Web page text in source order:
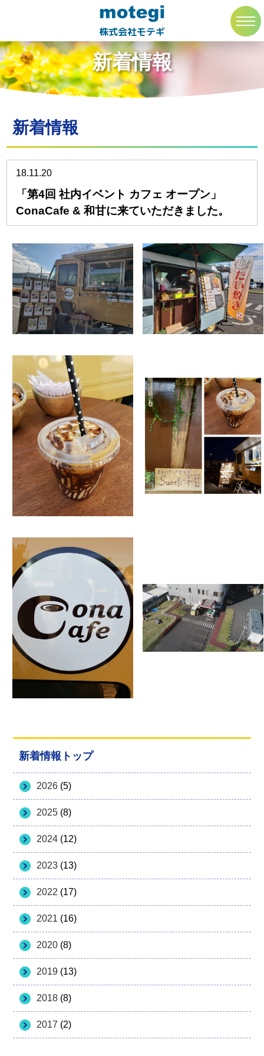
株式会社モテギ
トップページ 新着情報
新着情報
新着情報トップ
2026 (5)
2025 (8)
2024 (12)
2023 (13)
2022 (17)
2021 (16)
2020 (8)
2019 (13)
2018 (8)
2017 (2)
新着情報
18.11.20
「第4回 社内イベント カフェ オープン」
ConaCafe & 和甘に来ていただきました。